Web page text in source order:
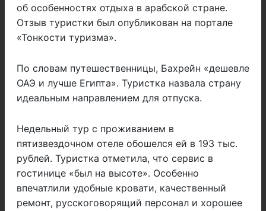
об особенностях отдыха в арабской стране.
Отзыв туристки был опубликован на портале
«Тонкости туризма».
По словам путешественницы, Бахрейн «дешевле
ОАЭ и лучше Египта». Туристка назвала страну
идеальным направлением для отпуска.
Недельный тур с проживанием в
пятизвездочном отеле обошелся ей в 193 тыс.
рублей. Туристка отметила, что сервис в
гостинице «был на высоте». Особенно
впечатлили удобные кровати, качественный
ремонт, русскоговорящий персонал и хорошее